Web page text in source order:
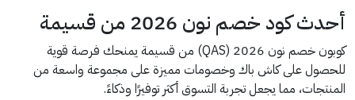
أحدث كود خصم نون 2026 من قسيمة
كوبون خصم نون 2026 (QAS) من قسيمة يمنحك فرصة قوية
للحصول على كاش باك وخصومات مميزة على مجموعة واسعة من
المنتجات، مما يجعل تجربة التسوق أكثر توفيرًا وذكاءً.